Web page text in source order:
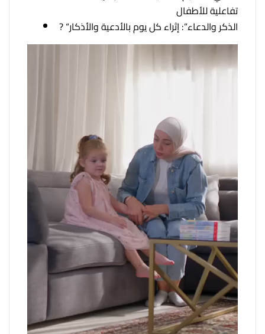
تفاعلية للأطفال
? “الذكر والدعاء”: إثراء كل يوم بالأدعية والأذكار